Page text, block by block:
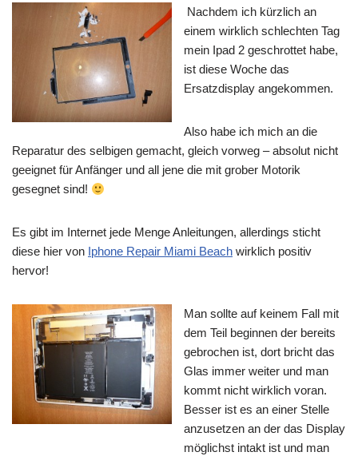
Nachdem ich kürzlich an
einem wirklich schlechten Tag
mein Ipad 2 geschrottet habe,
ist diese Woche das
Ersatzdisplay angekommen.
Also habe ich mich an die
Reparatur des selbigen gemacht, gleich vorweg – absolut nicht
geeignet für Anfänger und all jene die mit grober Motorik
gesegnet sind!
Es gibt im Internet jede Menge Anleitungen, allerdings sticht
diese hier von Iphone Repair Miami Beach wirklich positiv
hervor!
Man sollte auf keinem Fall mit
dem Teil beginnen der bereits
gebrochen ist, dort bricht das
Glas immer weiter und man
kommt nicht wirklich voran.
Besser ist es an einer Stelle
anzusetzen an der das Display
möglichst intakt ist und man